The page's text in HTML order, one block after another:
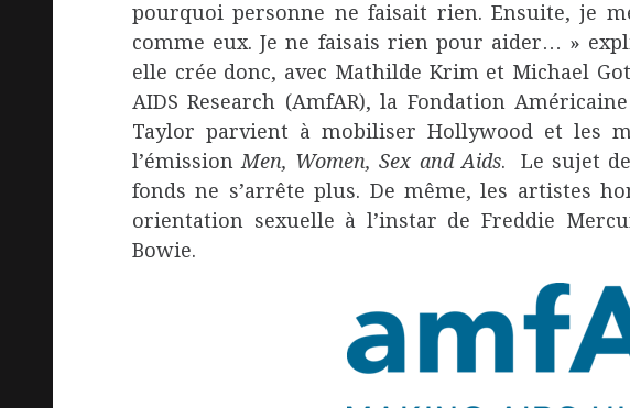
pourquoi personne ne faisait rien. Ensuite, je
comme eux. Je ne faisais rien pour aider… »
elle crée donc, avec Mathilde Krim et Michael
AIDS Research (AmfAR), la Fondation
Taylor parvient à mobiliser Hollywood et les
l’émissionMen, Women, Sex and Aids. Le sujet
fonds ne s’arrête plus. De même, les artistes
orientation sexuelle à l’instar de Freddie
Bowie.